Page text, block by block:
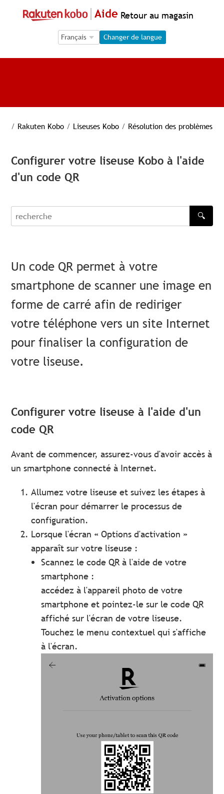
Aide Retour au magasin
Language Selection
Language Selection
Changer de langue
/ Rakuten Kobo / Liseuses Kobo / Résolution des problèmes
Configurer votre liseuse Kobo à l'aide
d'un code QR
recherche
🔍
Un code QR permet à votre
smartphone de scanner une image en
forme de carré afin de rediriger
votre téléphone vers un site Internet
pour finaliser la configuration de
votre liseuse.
Configurer votre liseuse à l'aide d'un
code QR
Avant de commencer, assurez-vous d'avoir accès à
un smartphone connecté à Internet.
Allumez votre liseuse et suivez les étapes à
l'écran pour démarrer le processus de
configuration.
Lorsque l'écran « Options d'activation »
apparaît sur votre liseuse :
Scannez le code QR à l'aide de votre
smartphone :
accédez à l'appareil photo de votre
smartphone et pointez-le sur le code QR
affiché sur l'écran de votre liseuse.
Touchez le menu contextuel qui s'affiche
à l'écran.